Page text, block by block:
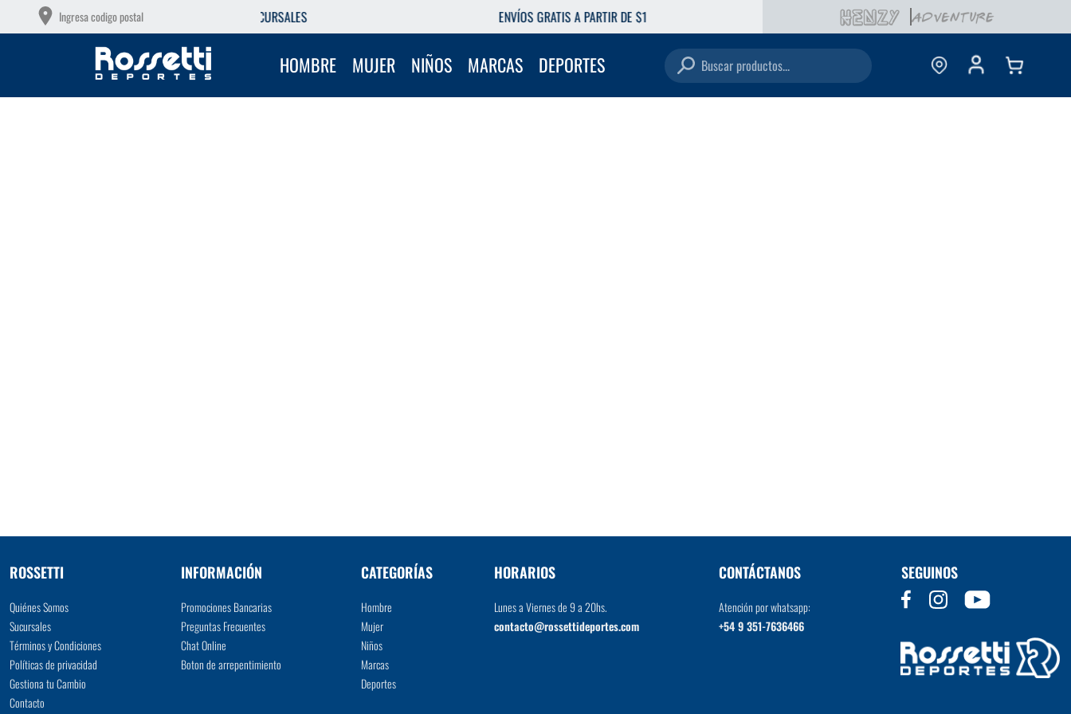
Ingresa codigo postal
EN NUESTRAS SUCURSALES ENVÍOS GRATIS A PARTIR DE $149.000
HOMBRE MUJER NIÑOS MARCAS DEPORTES Buscar productos...
ROSSETTI
Quiénes Somos
Sucursales
Términos y Condiciones
Políticas de privacidad
Gestiona tu Cambio
Contacto
INFORMACIÓN
Promociones Bancarias
Preguntas Frecuentes
Chat Online
Boton de arrepentimiento
CATEGORÍAS
Hombre
Mujer
Niños
Marcas
Deportes
HORARIOS
Lunes a Viernes de 9 a 20hs.
contacto@rossettideportes.com
CONTÁCTANOS
Atención por whatsapp:
+54 9 351-7636466
SEGUINOS